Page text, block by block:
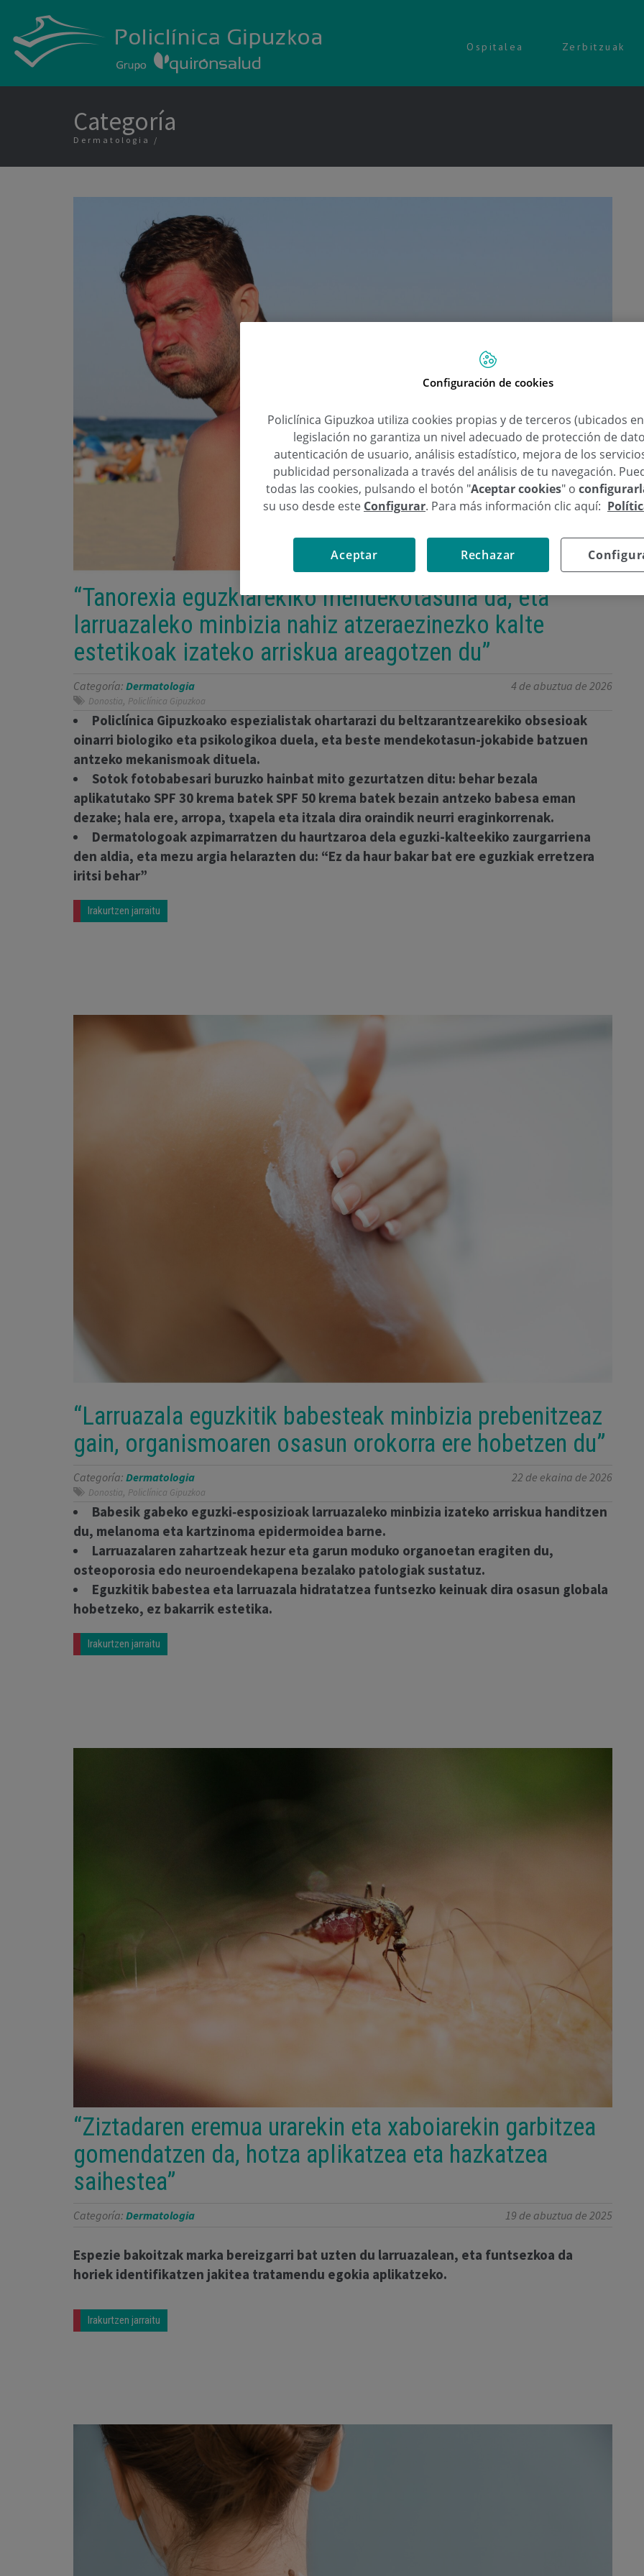
Ospitalea Zerbitzuak
Categoría
Dermatologia
“Tanorexia eguzkiarekiko mendekotasuna da, eta
larruazaleko minbizia nahiz atzeraezinezko kalte
estetikoak izateko arriskua areagotzen du”
Categoría: Dermatologia 4 de abuztua de 2026
Donostia, Policlínica Gipuzkoa
Policlínica Gipuzkoako espezialistak ohartarazi du beltzarantzearekiko obsesioak
oinarri biologiko eta psikologikoa duela, eta beste mendekotasun-jokabide batzuen
antzeko mekanismoak dituela.
Sotok fotobabesari buruzko hainbat mito gezurtatzen ditu: behar bezala
aplikatutako SPF 30 krema batek SPF 50 krema batek bezain antzeko babesa eman
dezake; hala ere, arropa, txapela eta itzala dira oraindik neurri eraginkorrenak.
Dermatologoak azpimarratzen du haurtzaroa dela eguzki-kalteekiko zaurgarriena
den aldia, eta mezu argia helarazten du: “Ez da haur bakar bat ere eguzkiak erretzera
iritsi behar”
Irakurtzen jarraitu
“Larruazala eguzkitik babesteak minbizia prebenitzeaz
gain, organismoaren osasun orokorra ere hobetzen du”
Categoría: Dermatologia 22 de ekaina de 2026
Donostia, Policlínica Gipuzkoa
Babesik gabeko eguzki‑esposizioak larruazaleko minbizia izateko arriskua handitzen
du, melanoma eta kartzinoma epidermoidea barne.
Larruazalaren zahartzeak hezur eta garun moduko organoetan eragiten du,
osteoporosia edo neuroendekapena bezalako patologiak sustatuz.
Eguzkitik babestea eta larruazala hidratatzea funtsezko keinuak dira osasun globala
hobetzeko, ez bakarrik estetika.
Irakurtzen jarraitu
“Ziztadaren eremua urarekin eta xaboiarekin garbitzea
gomendatzen da, hotza aplikatzea eta hazkatzea
saihestea”
Categoría: Dermatologia 19 de abuztua de 2025
Espezie bakoitzak marka bereizgarri bat uzten du larruazalean, eta funtsezkoa da
horiek identifikatzen jakitea tratamendu egokia aplikatzeko.
Irakurtzen jarraitu
Configuración de cookies
Policlínica Gipuzkoa utiliza cookies propias y de terceros (ubicados
legislación no garantiza un nivel adecuado de protección de
autenticación de usuario, análisis estadístico, mejora de los
publicidad personalizada a través del análisis de tu navegación.
todas las cookies, pulsando el botón "Aceptar cookies" o
su uso desde este Configurar. Para más información clic aquí:
Rechazar
Aceptar